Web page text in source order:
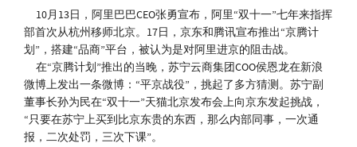
10月13日，阿里巴巴CEO张勇宣布，阿里“双十一”七年来指挥
部首次从杭州移师北京。17日，京东和腾讯宣布推出“京腾计
划”，搭建“品商”平台，被认为是对阿里进京的阻击战。
在“京腾计划”推出的当晚，苏宁云商集团COO侯恩龙在新浪
微博上发出一条微博：“平京战役”，挑起了多方猜测。苏宁副
董事长孙为民在“双十一”天猫北京发布会上向京东发起挑战，
“只要在苏宁上买到比京东贵的东西，那么内部同事，一次通
报，二次处罚，三次下课”。